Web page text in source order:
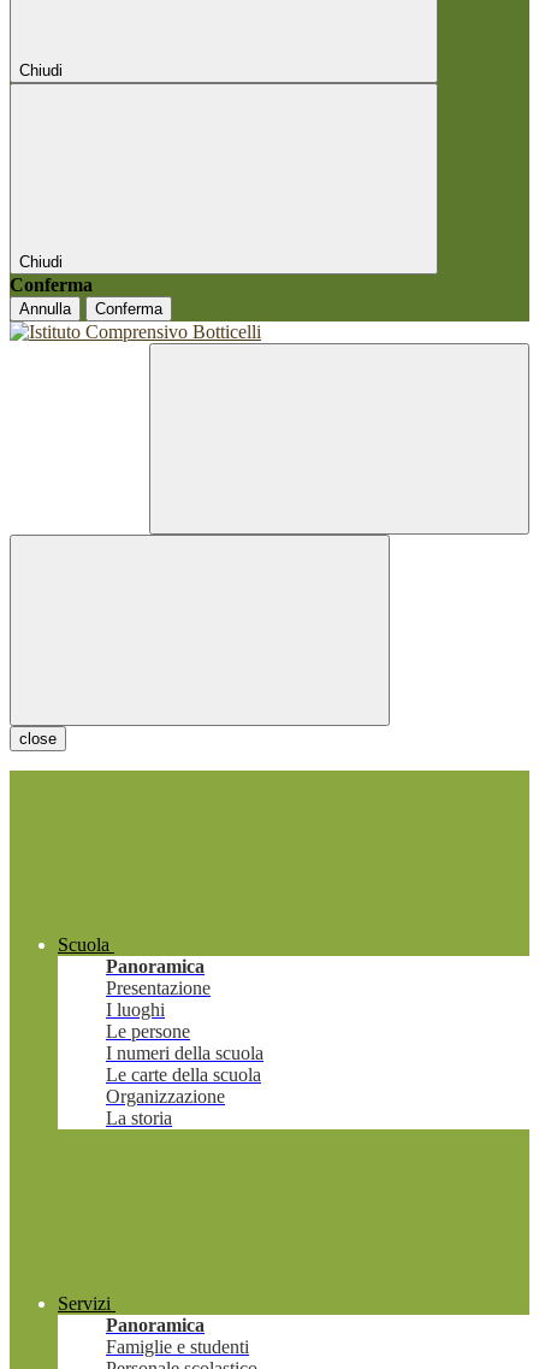
Chiudi
Chiudi
Conferma
Annulla Conferma
close
Scuola
Panoramica
Presentazione
I luoghi
Le persone
I numeri della scuola
Le carte della scuola
Organizzazione
La storia
Servizi
Panoramica
Famiglie e studenti